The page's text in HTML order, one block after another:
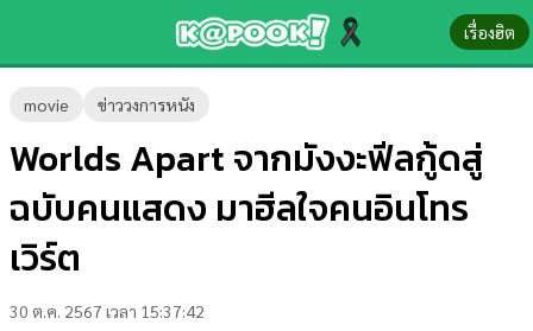
เรื่องฮิต
movie ข่าววงการหนัง
Worlds Apart จากมังงะฟีลกู้ดสู่
ฉบับคนแสดง มาฮีลใจคนอินโทร
เวิร์ต
30 ต.ค. 2567 เวลา 15:37:42
ข่าว-
ความ
รู้
บันเทิง